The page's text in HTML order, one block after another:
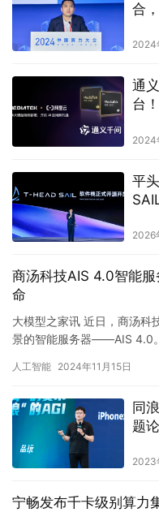
合
2024
通
台
2024
平
2026
商汤科技AIS 4.0智能
命
大模型之家讯 近日，商汤科
景的智能服务器——AIS 4.0
人工智能 2024年11月15日
同
题
2023
宁畅发布千卡级别算力